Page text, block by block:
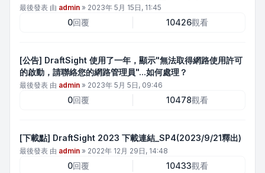
最後發表 由 admin » 2023年 5月 15日, 11:45
0回覆 10426觀看
[公告] DraftSight 使用了一年，顯示"無法取得網路使用許可
的啟動，請聯絡您的網路管理員"...如何處理？
最後發表 由 admin » 2023年 5月 5日, 09:46
0回覆 10478觀看
[下載點] DraftSight 2023 下載連結_SP4(2023/9/21釋出)
最後發表 由 admin » 2022年 12月 29日, 14:48
0回覆 10433觀看